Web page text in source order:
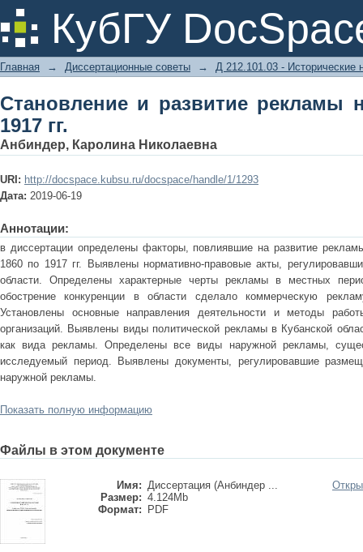
КубГУ
Становление и развитие рекламы
Главная → Диссертационные советы → Д 212.101.03 - Исторические
Становление и развитие рекламы
1917 гг.
Анбиндер, Каролина Николаевна
URI: http://docspace.kubsu.ru/docspace/handle/1/1293
Дата: 2019-06-19
Аннотации:
в диссертации определены факторы, повлиявшие на развитие
1860 по 1917 гг. Выявлены нормативно-правовые акты,
области. Определены характерные черты рекламы в местных
обострение конкуренции в области сделало коммерческую
Установлены основные направления деятельности и методы
организаций. Выявлены виды политической рекламы в Кубанской
как вида рекламы. Определены все виды наружной рекламы,
исследуемый период. Выявлены документы, регулировавшие
наружной рекламы.
Показать полную информацию
Файлы в этом документе
Имя: Диссертация (Анбиндер ...
Размер: 4.124Mb
Формат:
PDF